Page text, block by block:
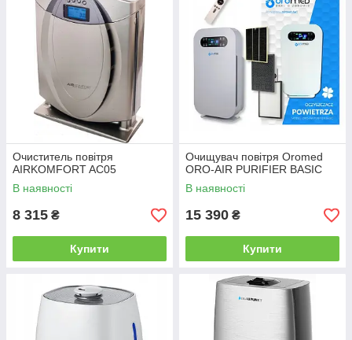
Очиститель повітря
AIRKOMFORT AC05
В наявності
8 315 ₴
Купити
Очищувач повітря Oromed
ORO-AIR PURIFIER BASIC
В наявності
15 390 ₴
Купити